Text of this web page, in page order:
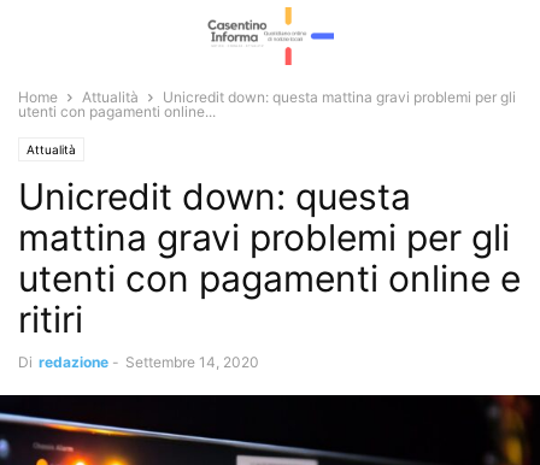
Home Attualità
Unicredit down: questa mattina gravi problemi per gli
utenti con pagamenti online...
Attualità
Unicredit down: questa
mattina gravi problemi per gli
utenti con pagamenti online e
ritiri
Di redazione - Settembre 14, 2020